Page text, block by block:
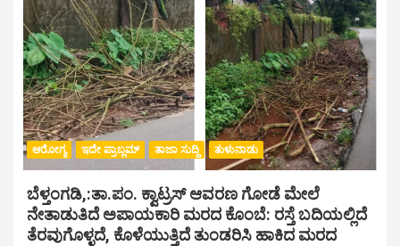
ಆರೋಗ್ಯ ಇದೇ ಪ್ರಾಬ್ಲಮ್ ತಾಜಾ ಸುದ್ದಿ ತುಳುನಾಡು
ಬೆಳ್ತಂಗಡಿ,:ತಾ.ಪಂ‌. ಕ್ವಾಟ್ರಸ್ ಆವರಣ ಗೋಡೆ ಮೇಲೆ
ನೇತಾಡುತಿದೆ ಅಪಾಯಕಾರಿ ಮರದ ಕೊಂಬೆ: ರಸ್ತೆ ಬದಿಯಲ್ಲಿದೆ
ತೆರವುಗೊಳ್ಳದೆ, ಕೊಳೆಯುತ್ತಿದೆ ತುಂಡರಿಸಿ ಹಾಕಿದ ಮರದ